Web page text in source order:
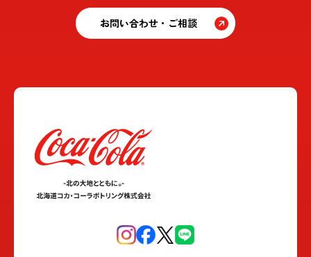
お問い合わせ・ご相談